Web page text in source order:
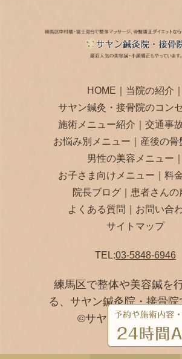
HOME 当院の紹介
サヤン鍼灸・接骨院のコン
施術メニュー紹介
交通事
お悩み別メニュー
産後の骨
男性の美容メニュー
お子さま向けメニュー
料
院長ブログ
患者さんの
よくある質問
お問い合
サイトマップ
TEL:03-5848-6946
練馬区で整体や美容鍼を
る、サヤン鍼灸院・接骨
©サヤン鍼灸院・接